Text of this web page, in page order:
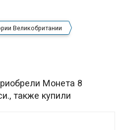
Великобритании
Монета 8
также купили